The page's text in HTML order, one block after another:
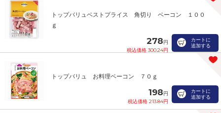
トップバリュベストプライス 角切り ベーコン １００
ｇ
278円
税込価格 300.24円
カートに
追加する
トップバリュ お料理ベーコン ７０ｇ
198円
税込価格 213.84円
カートに
追加する